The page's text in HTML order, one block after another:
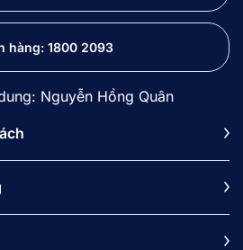
hàng: 1800 2093
Nguyễn Hồng Quân